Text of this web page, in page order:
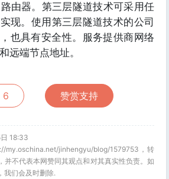
由器。第三层隧道技术可采用任
现。使用第三层隧道技术的公司
也具有安全性。服务提供商网络
远端节点地址。
6 赞赏支持
18:33
my.oschina.net/jinhengyu/blog/1579753，转
并不代表本网赞同其观点和对其真实性负责。如
我们会及时删除.